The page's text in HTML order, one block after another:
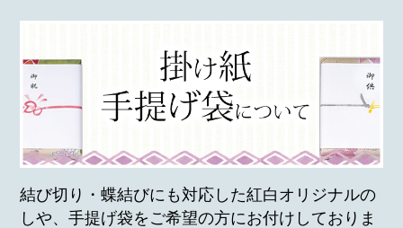
結び切り・蝶結びにも対応した紅白オリジナルの
しや、手提げ袋をご希望の方にお付けしておりま